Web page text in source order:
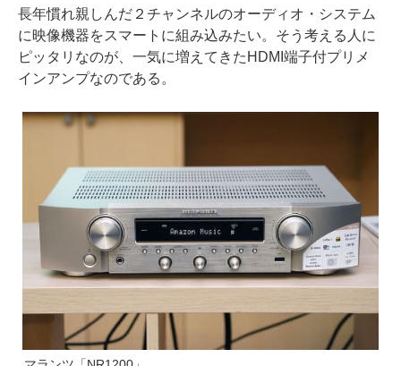
長年慣れ親しんだ２チャンネルのオーディオ・システム
に映像機器をスマートに組み込みたい。そう考える人に
ピッタリなのが、一気に増えてきたHDMI端子付プリメ
インアンプなのである。